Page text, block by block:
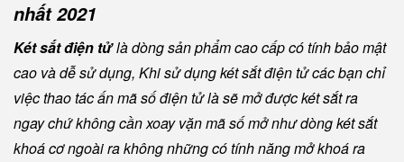
nhất 2021
Két sắt điện tửlà dòng sản phẩm cao cấp có tính bảo mật
cao và dễ sử dụng, Khi sử dụng két sắt điện tử các bạn chỉ
việc thao tác ấn mã số điện tử là sẽ mở được két sắt ra
ngay chứ không cần xoay vặn mã số mở như dòng két sắt
khoá cơ ngoài ra không những có tính năng mở khoá ra